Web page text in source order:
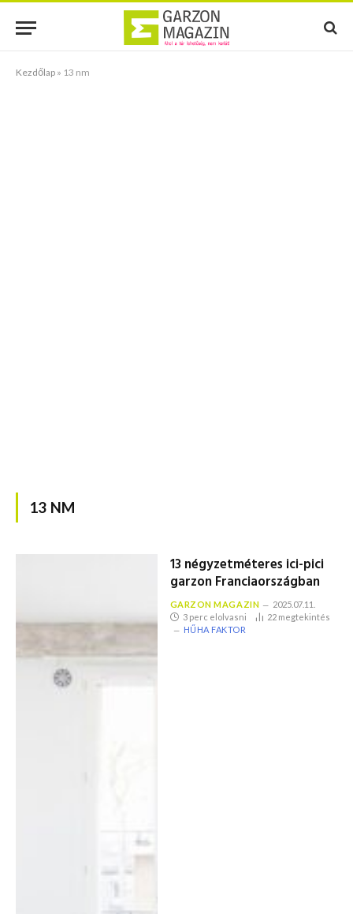
Kezdőlap » 13 nm
13 NM
13 négyzetméteres ici-pici
garzon Franciaországban
GARZON MAGAZIN
2025.07.11.
3 perc elolvasni
22 megtekintés
HŰHA FAKTOR